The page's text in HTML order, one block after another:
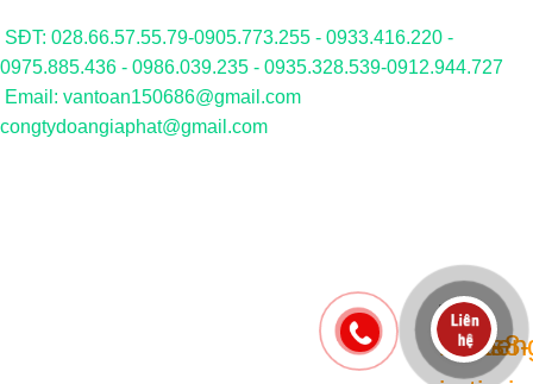
SĐT: 028.66.57.55.79-0905.773.255 - 0933.416.220 -
0975.885.436 - 0986.039.235 - 0935.328.539-0912.944.727
Email: vantoan150686@gmail.com
congtydoangiaphat@gmail.com